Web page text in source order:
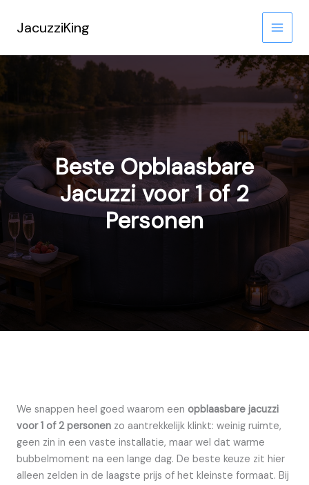
inhoud
JacuzziKing
Beste Opblaasbare
Jacuzzi voor 1 of 2
Personen
We snappen heel goed waarom een opblaasbare jacuzzi
voor 1 of 2 personen zo aantrekkelijk klinkt: weinig ruimte,
geen zin in een vaste installatie, maar wel dat warme
bubbelmoment na een lange dag. De beste keuze zit hier
alleen zelden in de laagste prijs of het kleinste formaat. Bij